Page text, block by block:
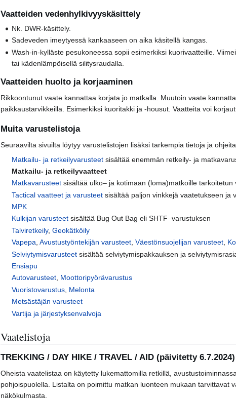
Vaatteiden vedenhylkivyyskäsittely
Nk. DWR-käsittely.
Sadeveden imeytyessä kankaaseen on aika käsitellä kangas.
Wash-in-kylläste pesukoneessa sopii esimerkiksi kuorivaatteille.
tai kädenlämpöisellä silitysraudalla.
Vaatteiden huolto ja korjaaminen
Rikkoontunut vaate kannattaa korjata jo matkalla. Muutoin vaate
paikkaustarvikkeilla. Esimerkiksi kuoritakki ja -housut. Vaatteita voi
Muita varustelistoja
Seuraavilta sivuilta löytyy varustelistojen lisäksi tarkempia tietoja ja
Matkailu- ja retkeilyvarusteet sisältää enemmän retkeily- ja
Matkailu- ja retkeilyvaatteet
Matkavarusteet sisältää ulko– ja kotimaan (loma)matkoille tarkoitetun
Tactical vaatteet ja varusteet‎ sisältää paljon vinkkejä vaatetukseen ja
MPK
Kulkijan varusteet sisältää Bug Out Bag eli SHTF–varustuksen
Talviretkeily,Geokätköily
Vapepa,Avustustyöntekijän varusteet,Väestönsuojelijan varusteet,
Selviytymisvarusteet sisältää selviytymispakkauksen ja
Ensiapu
Autovarusteet, Moottoripyörävarustus
Vuoristovarustus Melonta
Metsästäjän varusteet
Vartija ja järjestyksenvalvoja
Vaatelistoja
TREKKING / DAY HIKE / TRAVEL / AID (päivitetty 6.7.2024)
Oheista vaatelistaa on käytetty lukemattomilla retkillä,
pohjoispuolella. Listalta on poimittu matkan luonteen mukaan tarvittavat
näkökulmasta.